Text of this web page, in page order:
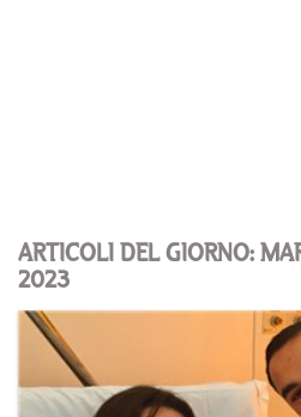
ARTICOLI DEL GIORNO:
2023